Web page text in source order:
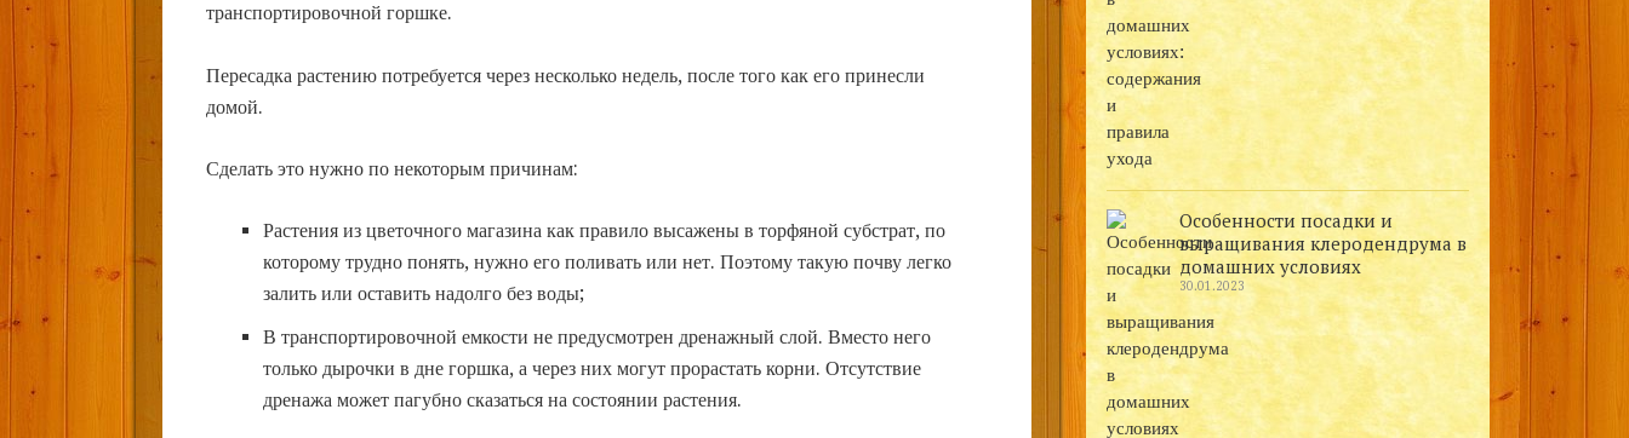
транспортировочной горшке.
Пересадка растению потребуется через несколько недель, после того как его принесли
домой.
Сделать это нужно по некоторым причинам:
Растения из цветочного магазина как правило высажены в торфяной субстрат, по
которому трудно понять, нужно его поливать или нет. Поэтому такую почву легко
залить или оставить надолго без воды;
В транспортировочной емкости не предусмотрен дренажный слой. Вместо него
только дырочки в дне горшка, а через них могут прорастать корни. Отсутствие
дренажа может пагубно сказаться на состоянии растения.
Особенности посадки и
выращивания клеродендрума в
домашних условиях
30.01.2023